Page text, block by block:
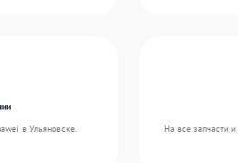
в Ульяновске.
На все запчасти